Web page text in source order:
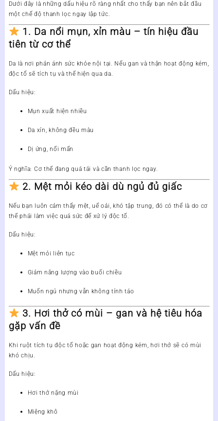
Dưới đây là những dấu hiệu rõ ràng nhất cho thấy bạn nên bắt đầu
một chế độ thanh lọc ngay lập tức.
1. Da nổi mụn, xỉn màu – tín hiệu đầu
tiên từ cơ thể
Da là nơi phản ánh sức khỏe nội tại. Nếu gan và thận hoạt động kém,
độc tố sẽ tích tụ và thể hiện qua da.
Dấu hiệu:
Mụn xuất hiện nhiều
Da xỉn, không đều màu
Dị ứng, nổi mẩn
Ý nghĩa: Cơ thể đang quá tải và cần thanh lọc ngay.
2. Mệt mỏi kéo dài dù ngủ đủ giấc
Nếu bạn luôn cảm thấy mệt, uể oải, khó tập trung, đó có thể là do cơ
thể phải làm việc quá sức để xử lý độc tố.
Dấu hiệu:
Mệt mỏi liên tục
Giảm năng lượng vào buổi chiều
Muốn ngủ nhưng vẫn không tỉnh táo
3. Hơi thở có mùi – gan và hệ tiêu hóa
gặp vấn đề
Khi ruột tích tụ độc tố hoặc gan hoạt động kém, hơi thở sẽ có mùi
khó chịu.
Dấu hiệu:
Hơi thở nặng mùi
Miệng khô